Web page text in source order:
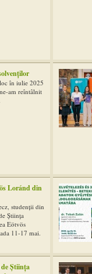
în iulie 2025
am reîntâlnit
Loránd din
studenții din
Știința
Eötvös
11-17 mai.
Știința